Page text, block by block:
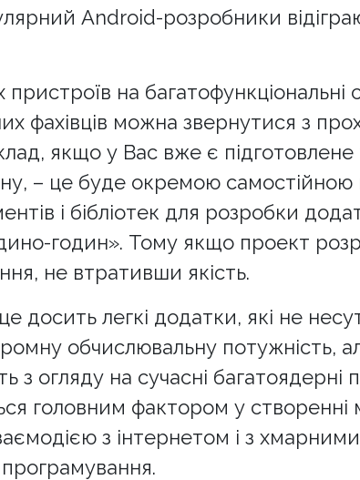
Android-розробники
на
фахівців можна звернутися з
якщо у Вас вже є підготовлене
– це буде окремою
і бібліотек для розробки
годин». Тому якщо проект
не втративши якість.
досить легкі додатки, які не
обчислювальну потужність,
з огляду на сучасні
головним фактором у
з інтернетом і з